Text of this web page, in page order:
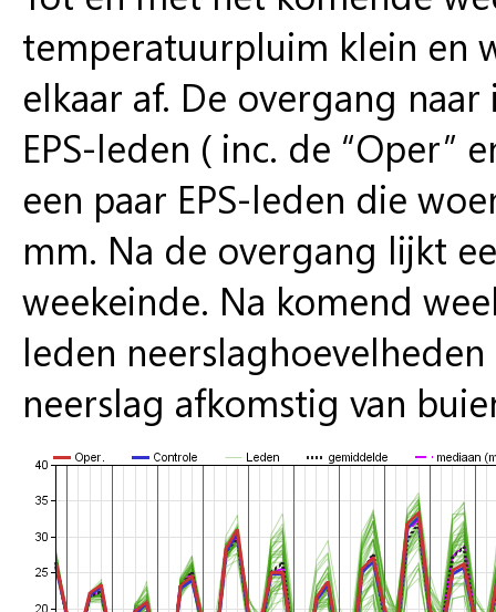
temperatuurpluim klein en
elkaar af. De overgang
EPS-leden ( inc. de “Oper”
een paar EPS-leden die
mm. Na de overgang lijkt
weekeinde. Na komend
leden
neerslag afkomstig van